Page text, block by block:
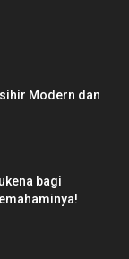
Modern dan
bagi